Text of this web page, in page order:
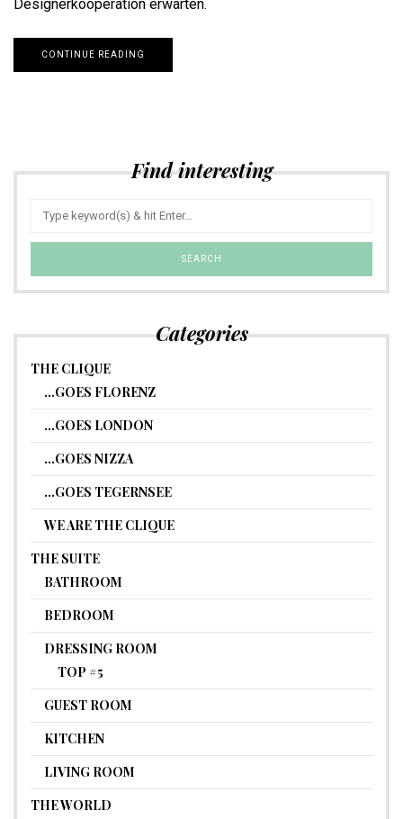
Designerkooperation erwarten.
CONTINUE READING
Find interesting
Categories
THE CLIQUE
…GOES FLORENZ
…GOES LONDON
…GOES NIZZA
…GOES TEGERNSEE
WE ARE THE CLIQUE
THE SUITE
BATHROOM
BEDROOM
DRESSING ROOM
TOP #5
GUEST ROOM
KITCHEN
LIVING ROOM
THE WORLD